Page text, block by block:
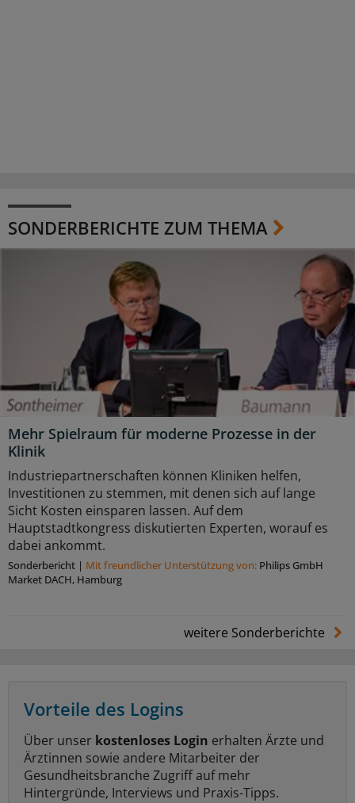
SONDERBERICHTE ZUM THEMA
Mehr Spielraum für moderne Prozesse in der
Klinik
Industriepartnerschaften können Kliniken helfen,
Investitionen zu stemmen, mit denen sich auf lange
Sicht Kosten einsparen lassen. Auf dem
Hauptstadtkongress diskutierten Experten, worauf es
dabei ankommt.
Sonderbericht | Mit freundlicher Unterstützung von: Philips GmbH
Market DACH, Hamburg
weitere Sonderberichte
Vorteile des Logins
Über unser kostenloses Login erhalten Ärzte und
Ärztinnen sowie andere Mitarbeiter der
Gesundheitsbranche Zugriff auf mehr
Hintergründe, Interviews und Praxis-Tipps.